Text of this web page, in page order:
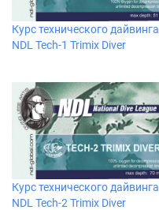
Курс технического дайвинга
NDL Tech-1 Trimix Diver
Курс технического дайвинга
NDL Tech-2 Trimix Diver